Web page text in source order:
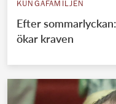
KUNGAFAMILJEN
Efter
ökar kraven